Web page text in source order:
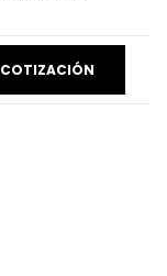
COTIZACIÓN